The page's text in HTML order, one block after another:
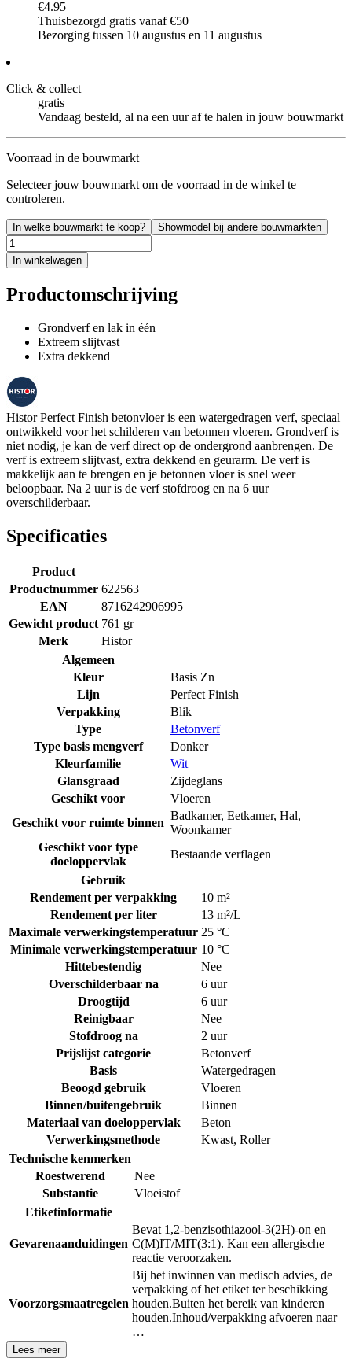
€4.95
Thuisbezorgd gratis vanaf €50
Bezorging tussen 10 augustus en 11 augustus
Click & collect
gratis
Vandaag besteld, al na een uur af te halen in jouw bouwmarkt
Voorraad in de bouwmarkt
Selecteer jouw bouwmarkt om de voorraad in de winkel te
controleren.
In welke bouwmarkt te koop? Showmodel bij andere bouwmarkten
In winkelwagen
Productomschrijving
Grondverf en lak in één
Extreem slijtvast
Extra dekkend
Histor Perfect Finish betonvloer is een watergedragen verf, speciaal
ontwikkeld voor het schilderen van betonnen vloeren. Grondverf is
niet nodig, je kan de verf direct op de ondergrond aanbrengen. De
verf is extreem slijtvast, extra dekkend en geurarm. De verf is
makkelijk aan te brengen en je betonnen vloer is snel weer
beloopbaar. Na 2 uur is de verf stofdroog en na 6 uur
overschilderbaar.
Specificaties
Product
Productnummer 622563
EAN
8716242906995
Gewicht product 761 gr
Merk
Histor
Algemeen
Kleur
Basis Zn
Lijn
Perfect Finish
Verpakking
Blik
Type
Betonverf
Type basis mengverf
Donker
Kleurfamilie
Wit
Glansgraad
Zijdeglans
Geschikt voor
Vloeren
Geschikt voor ruimte binnen
Badkamer, Eetkamer, Hal,
Woonkamer
Geschikt voor type
doeloppervlak
Bestaande verflagen
Gebruik
Rendement per verpakking
10 m²
Rendement per liter
13 m²/L
Maximale verwerkingstemperatuur 25 °C
Minimale verwerkingstemperatuur 10 °C
Hittebestendig
Nee
Overschilderbaar na
6 uur
Droogtijd
6 uur
Reinigbaar
Nee
Stofdroog na
2 uur
Prijslijst categorie
Betonverf
Basis
Watergedragen
Beoogd gebruik
Vloeren
Binnen/buitengebruik
Binnen
Materiaal van doeloppervlak
Beton
Verwerkingsmethode
Kwast, Roller
Technische kenmerken
Roestwerend
Nee
Substantie
Vloeistof
Etiketinformatie
Gevarenaanduidingen
Bevat 1,2-benzisothiazool-3(2H)-on en
C(M)IT/MIT(3:1). Kan een allergische
reactie veroorzaken.
Voorzorgsmaatregelen
Bij het inwinnen van medisch advies, de
verpakking of het etiket ter beschikking
houden.Buiten het bereik van kinderen
houden.Inhoud/verpakking afvoeren naar
…
Lees meer